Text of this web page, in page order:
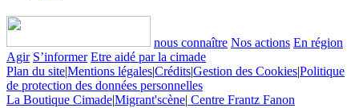
nous connaître Nos actions En région
Agir S’informer Etre aidé par la cimade
Plan du site|Mentions légales|Crédits|Gestion des Cookies|Politique
de protection des données personnelles
La Boutique Cimade|Migrant'scène| Centre Frantz Fanon